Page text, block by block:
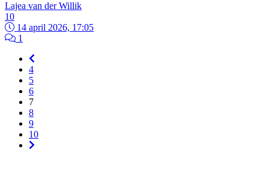
Lajea van der Willik
10
14 april 2026, 17:05
1
4
5
6
7
8
9
10